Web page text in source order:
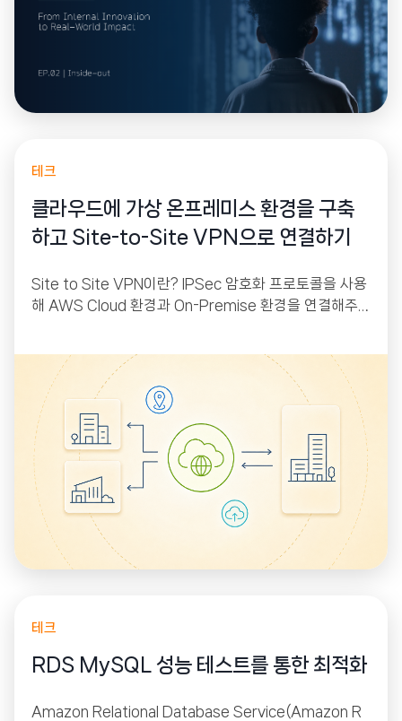
테크
클라우드에 가상 온프레미스 환경을 구축
하고 Site-to-Site VPN으로 연결하기
Site to Site VPN이란? IPSec 암호화 프로토콜을 사용
해 AWS Cloud 환경과 On-Premise 환경을 연결해주
y)가 붙어있으며 이 둘 사이에 IPSec 프로토콜을 이용해
터널링을 만들어 줘 인터넷을 통해서 상호 간 통신이 가능
하게 해주는 원리입니다.
테크
RDS MySQL 성능 테스트를 통한 최적화
Amazon Relational Database Service(Amazon R